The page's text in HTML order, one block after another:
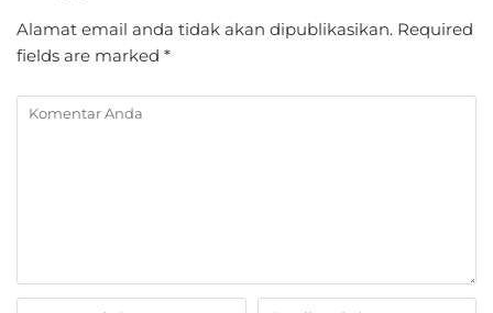
Alamat email anda tidak akan dipublikasikan. Required
fields are marked *